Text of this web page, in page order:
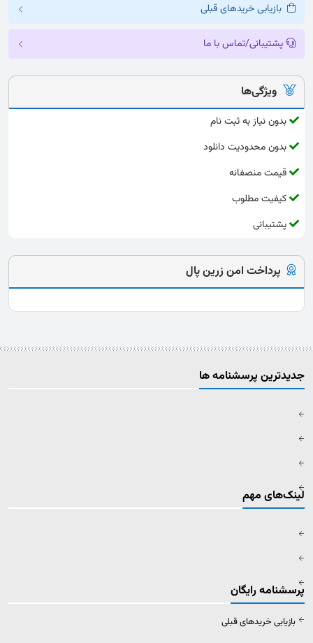
بازیابی خریدهای قبلی
پشتیبانی/تماس با ما
ویژگی‌ها
بدون نیاز به ثبت نام
بدون محدودیت دانلود
قیمت منصفانه
کیفیت مطلوب
پشتیبانی
پرداخت امن زرین پال
جدیدترین پرسشنامه ها
لینک‌های مهم
پرسشنامه رایگان
بازیابی خریدهای قبلی